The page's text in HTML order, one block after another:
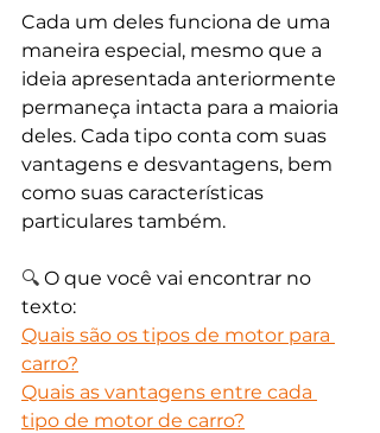
Cada um deles funciona de uma
maneira especial, mesmo que a
ideia apresentada anteriormente
permaneça intacta para a maioria
deles. Cada tipo conta com suas
vantagens e desvantagens, bem
como suas características
particulares também.
🔍 O que você vai encontrar no
texto:
Quais são os tipos de motor para
carro?
Quais as vantagens entre cada
tipo de motor de carro?